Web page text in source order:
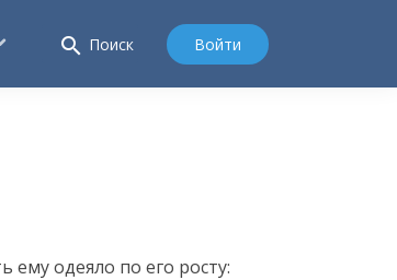
search Поиск Войти
ему одеяло по его росту: